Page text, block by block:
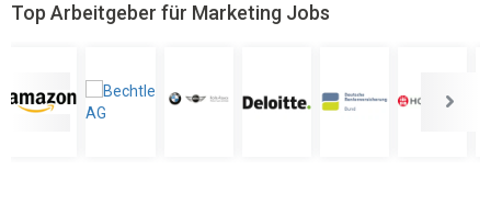
Top Arbeitgeber für Marketing Jobs